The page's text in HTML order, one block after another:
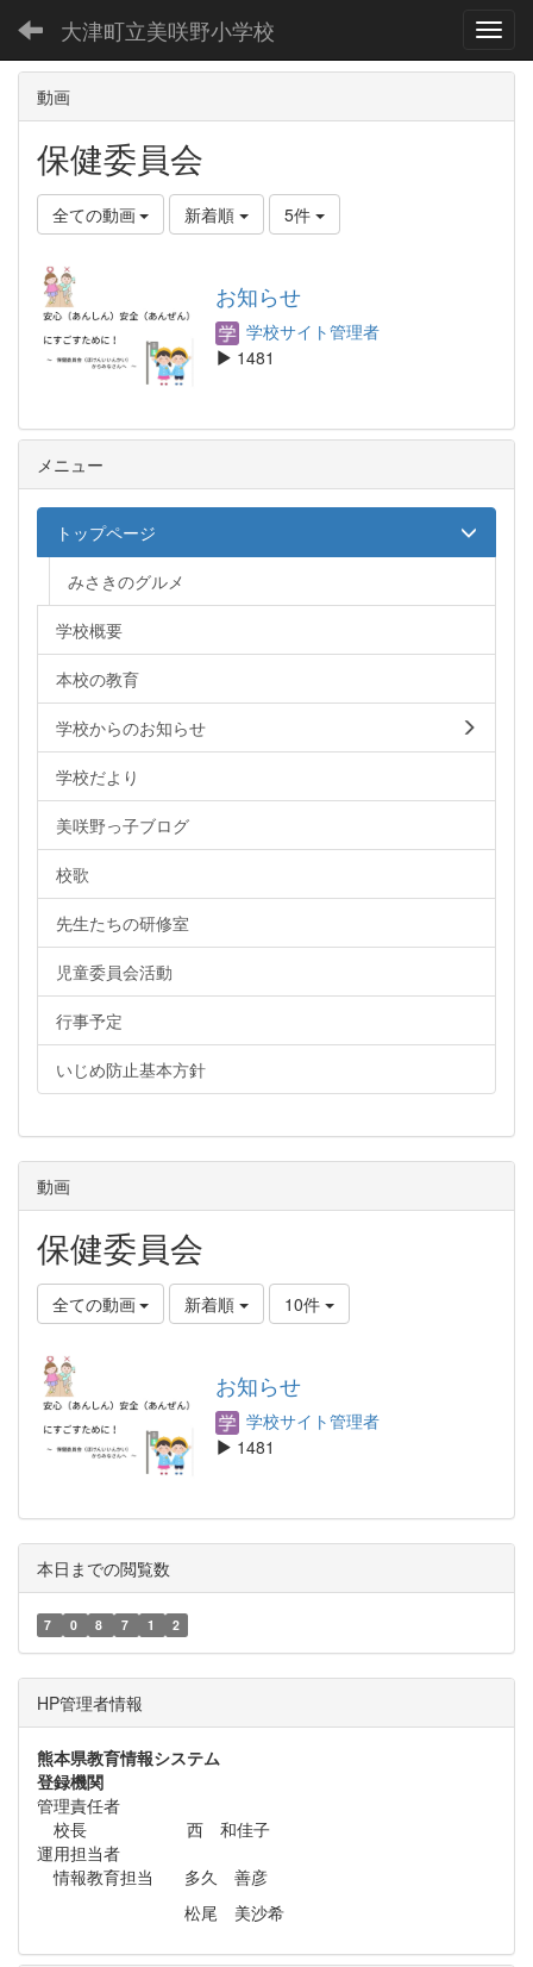
大津町立美咲野小学校
動画
保健委員会
全ての動画 新着順 5件
お知らせ
学校サイト管理者
1481
メニュー
トップページ
みさきのグルメ
学校概要
本校の教育
学校からのお知らせ
学校だより
美咲野っ子ブログ
校歌
先生たちの研修室
児童委員会活動
行事予定
いじめ防止基本方針
動画
保健委員会
全ての動画 新着順 10件
お知らせ
学校サイト管理者
1481
本日までの閲覧数
7 0 8 7 1 2
HP管理者情報
熊本県教育情報システム
登録機関
管理責任者
校長 西 和佳子
運用担当者
情報教育担当 多久 善彦
松尾 美沙希